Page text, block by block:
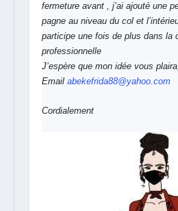
fermeture avant , j’ai ajouté une
pagne au niveau du col et
participe une fois de plus dans la
professionnelle
J’espère que mon idée vous plaira,
Email abekefrida88@yahoo.com
Cordialement